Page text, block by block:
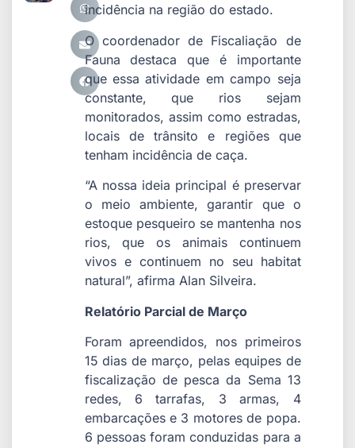
incidência na região do estado.
O coordenador de Fiscaliação de
Fauna destaca que é importante
que essa atividade em campo seja
constante, que rios sejam
monitorados, assim como estradas,
locais de trânsito e regiões que
tenham incidência de caça.
“A nossa ideia principal é preservar
o meio ambiente, garantir que o
estoque pesqueiro se mantenha nos
rios, que os animais continuem
vivos e continuem no seu habitat
natural”, afirma Alan Silveira.
Relatório Parcial de Março
Foram apreendidos, nos primeiros
15 dias de março, pelas equipes de
fiscalização de pesca da Sema 13
redes, 6 tarrafas, 3 armas, 4
embarcações e 3 motores de popa.
6 pessoas foram conduzidas para a